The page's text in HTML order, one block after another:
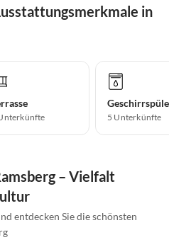
in
5 Unterkünfte
– Vielfalt
entdecken Sie die schönsten